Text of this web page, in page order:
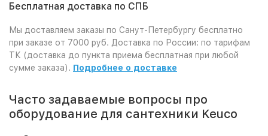
Бесплатная доставка по СПБ
Мы доставляем заказы по Санут-Петербургу бесплатно
при заказе от 7000 руб. Доставка по России: по тарифам
ТК (доставка до пункта приема бесплатная при любой
сумме заказа). Подробнее о доставке
Часто задаваемые вопросы про
оборудование для сантехники Keuco